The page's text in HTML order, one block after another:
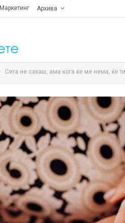
Маркетинг Архива
Сега не сакаш, ама кога ќе ме нема, ќе